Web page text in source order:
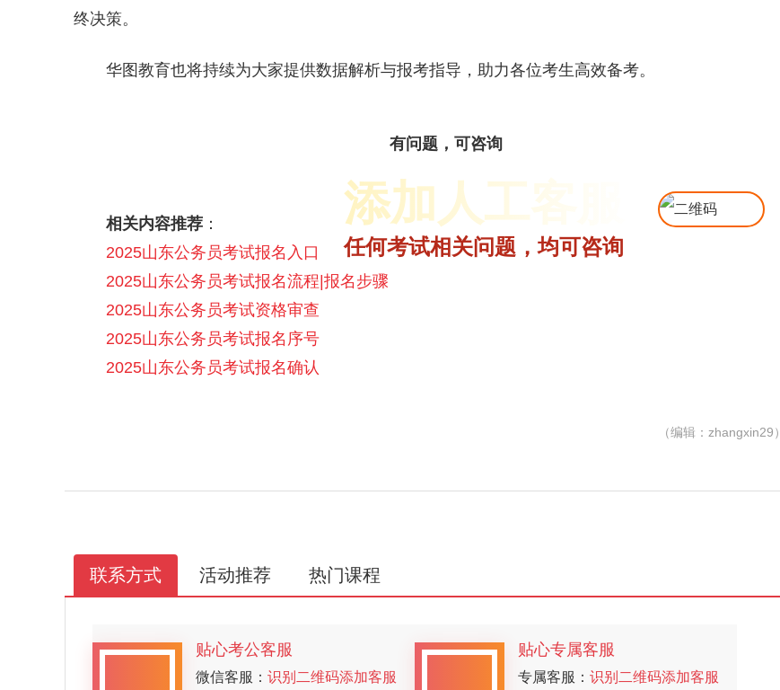
终决策。
华图教育也将持续为大家提供数据解析与报考指导，助力各位考生高效备考。
有问题，可咨询
2025年省联考成绩入口|查询时间汇总
2025年各省公务员1元面试礼包
2025省面多师领学理论决胜课
2026省考笔试悦享伴学班【含图书】
添加人工客服
任何考试相关问题，均可咨询
相关内容推荐 ：
2025山东公务员考试报名入口
2025山东公务员考试报名流程|报名步骤
2025山东公务员考试资格审查
2025山东公务员考试报名序号
2025山东公务员考试报名确认
（编辑：zhangxin29）
联系方式 活动推荐 热门课程
贴心考公客服
微信客服： 识别二维码添加客服
贴心专属客服
专属客服： 识别二维码添加客服